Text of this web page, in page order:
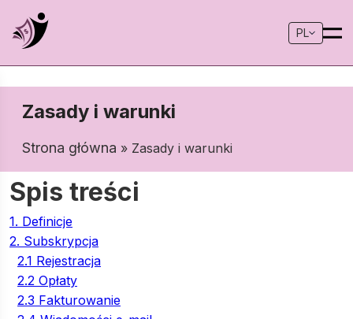
PL
Zasady i warunki
Strona główna » Zasady i warunki
Spis treści
1. Definicje
2. Subskrypcja
2.1 Rejestracja
2.2 Opłaty
2.3 Fakturowanie